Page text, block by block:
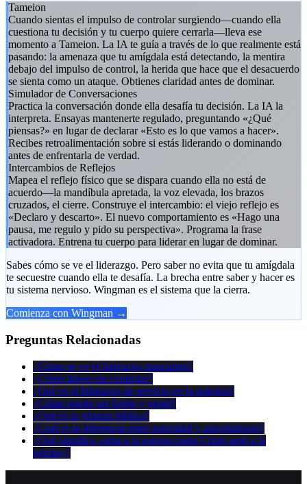
Tameion
Cuando sientas el impulso de controlar surgiendo—cuando ella
cuestiona tu decisión y tu cuerpo quiere cerrarla—lleva ese
momento a Tameion. La IA te guía a través de lo que realmente está
pasando: la amenaza que tu amígdala está detectando, la mentira
debajo del impulso de control, la herida que hace que el desacuerdo
se sienta como un ataque. Obtienes claridad antes de dominar.
Simulador de Conversaciones
Practica la conversación donde ella desafía tu decisión. La IA la
interpreta. Ensayas mantenerte regulado, preguntando «¿Qué
piensas?» en lugar de declarar «Esto es lo que vamos a hacer».
Recibes retroalimentación sobre si estás liderando o dominando
antes de enfrentarla de verdad.
Intercambios de Reflejos
Mapea el reflejo físico que se dispara cuando ella no está de
acuerdo—la mandíbula apretada, la voz elevada, los brazos
cruzados, el cierre. Construye el intercambio: el viejo reflejo es
«Declaro y descarto». El nuevo comportamiento es «Hago una
pausa, me regulo y pido su perspectiva». Programa la frase
activadora. Entrena tu cuerpo para liderar en lugar de dominar.
Sabes cómo se ve el liderazgo. Pero saber no evita que tu amígdala
te secuestre cuando ella te desafía. La brecha entre saber y hacer es
tu sistema nervioso. Wingman es el sistema que la cierra.
Comienza con Wingman →
Preguntas Relacionadas
¿Cómo se ve el liderazgo masculino?
¿Cómo lidero sin controlar?
¿Qué es el liderazgo de servicio en la práctica?
¿Cómo puedo ser fuerte y gentil?
¿Qué es la jefatura bíblica?
¿Cuál es la diferencia entre autoridad y autoritarismo?
¿Qué significa «ama a tu esposa como Cristo amó a la
iglesia»?